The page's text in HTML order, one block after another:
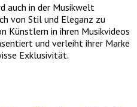
auch in der Musikwelt
von Stil und Eleganz zu
Künstlern in ihren Musikvideos
und verleiht ihrer Marke
Exklusivität.